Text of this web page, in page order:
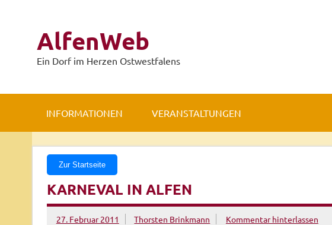
AlfenWeb
Ein Dorf im Herzen Ostwestfalens
INFORMATIONEN VERANSTALTUNGEN
Zur Startseite
KARNEVAL IN ALFEN
27. Februar 2011 Thorsten Brinkmann Kommentar hinterlassen